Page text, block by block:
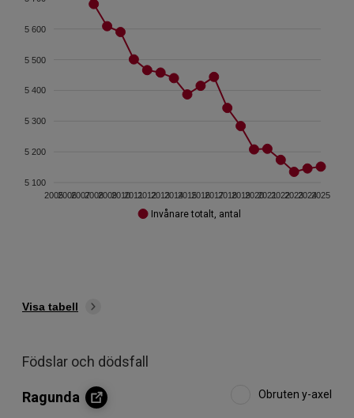
200520062007200820092010201120122013201420152016201720182019202020212022202320242025
5 100
5 200
5 300
5 400
5 500
5 600
Invånare totalt, antal
Visa tabell
Födslar och dödsfall
Ragunda Obruten y-axel